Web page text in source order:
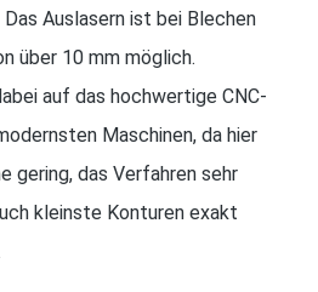
Auslasern ist bei Blechen
über 10 mm möglich.
auf das hochwertige CNC-
Maschinen, da hier
gering, das Verfahren sehr
kleinste Konturen exakt